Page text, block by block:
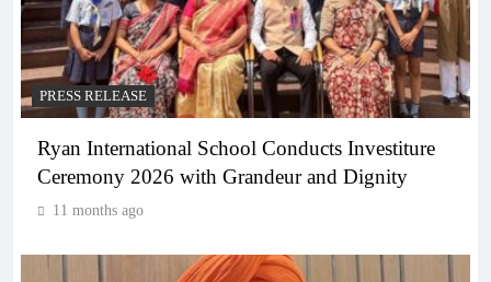
PRESS RELEASE
Ryan International School Conducts Investiture
Ceremony 2026 with Grandeur and Dignity
11 months ago